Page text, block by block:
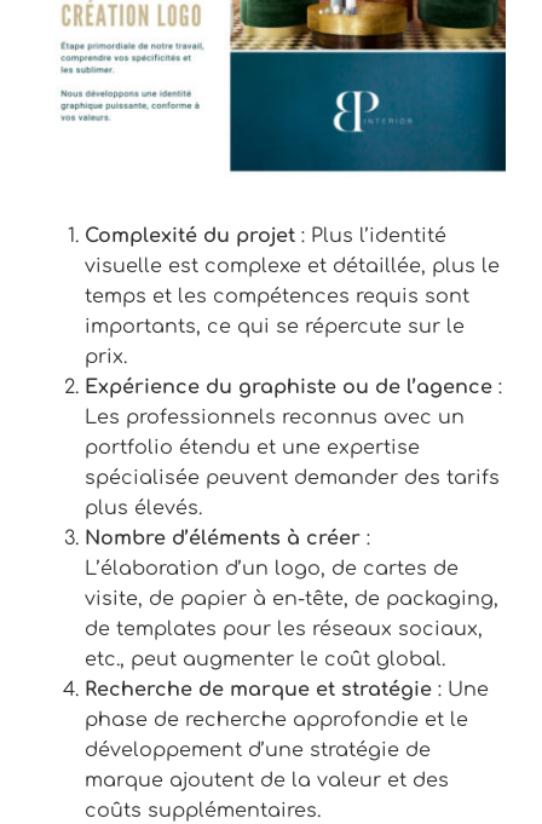
Complexité du projet: Plus l’identité
visuelle est complexe et détaillée, plus le
temps et les compétences requis sont
importants, ce qui se répercute sur le
prix.
Expérience du graphiste ou de l’agence:
Les professionnels reconnus avec un
portfolio étendu et une expertise
spécialisée peuvent demander des tarifs
plus élevés.
Nombre d’éléments à créer:
L’élaboration d’un logo, de cartes de
visite, de papier à en-tête, de packaging,
de templates pour les réseaux sociaux,
etc., peut augmenter le coût global.
Recherche de marque et stratégie: Une
phase de recherche approfondie et le
développement d’une stratégie de
marque ajoutent de la valeur et des
coûts supplémentaires.